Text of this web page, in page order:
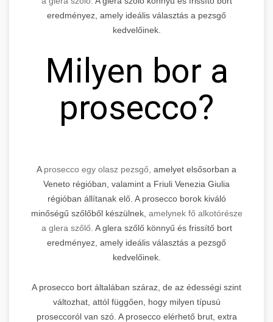
eredményez, amely ideális választás a pezsgő
kedvelőinek.
Milyen bor a
prosecco?
A prosecco egy olasz pezsgő, amelyet elsősorban a
Veneto régióban, valamint a Friuli Venezia Giulia
régióban állítanak elő. A prosecco borok kiváló
minőségű szőlőből készülnek, amelynek fő alkotórésze
a glera szőlő. A glera szőlő könnyű és frissítő bort
eredményez, amely ideális választás a pezsgő
kedvelőinek.
A prosecco bort általában száraz, de az édességi szint
változhat, attól függően, hogy milyen típusú
proseccoról van szó. A prosecco elérhető brut, extra